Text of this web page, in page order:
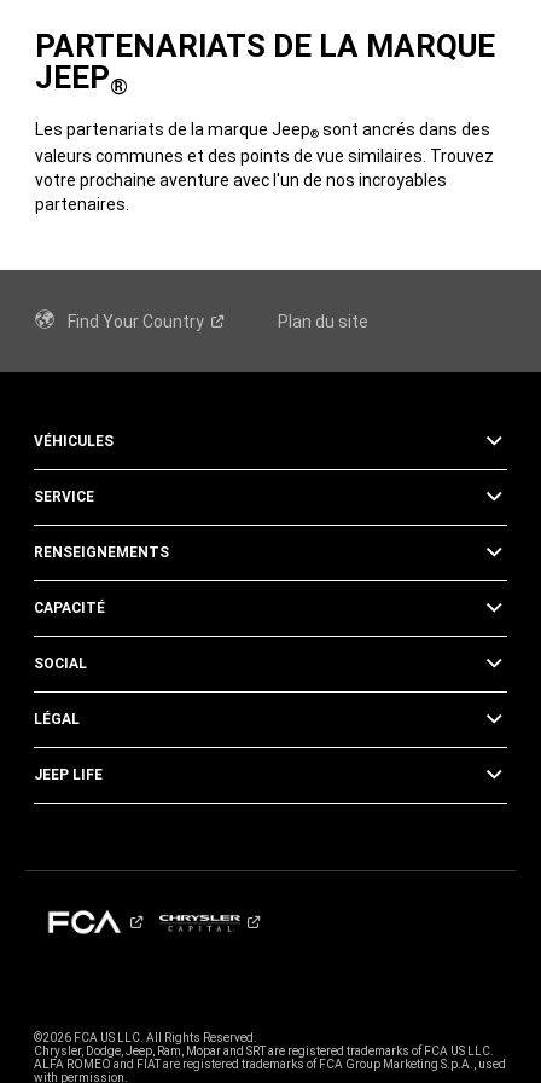
PARTENARIATS DE LA MARQUE
JEEP®
Les partenariats de la marque Jeep® sont ancrés dans des
valeurs communes et des points de vue similaires. Trouvez
votre prochaine aventure avec l'un de nos incroyables
partenaires.
Find YourCountry Plan du site
VÉHICULES
SERVICE
RENSEIGNEMENTS
CAPACITÉ
SOCIAL
LÉGAL
JEEP LIFE
©2026 FCA US LLC. All Rights Reserved.
Chrysler, Dodge, Jeep, Ram, Mopar and SRT are registered trademarks of FCA US LLC.
ALFA ROMEO and FIAT are registered trademarks of FCA Group Marketing S.p.A., used
with permission.